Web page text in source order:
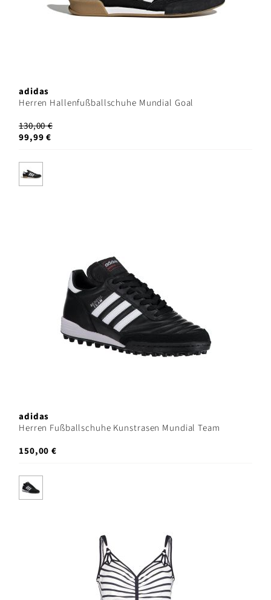
adidas
Herren Hallenfußballschuhe Mundial Goal
130,00 €
99,99 €
adidas
Herren Fußballschuhe Kunstrasen Mundial Team
150,00 €